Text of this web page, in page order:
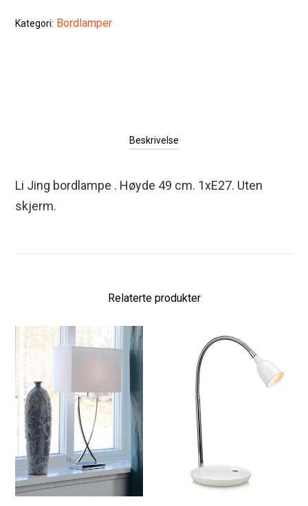
Kategori: Bordlamper
Beskrivelse
Li Jing bordlampe . Høyde 49 cm. 1xE27. Uten
skjerm.
Relaterte produkter